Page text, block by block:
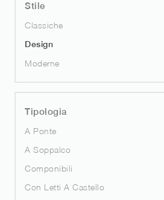
Stile
Classiche
Design
Moderne
Tipologia
A Ponte
A Soppalco
Componibili
Con Letti A Castello